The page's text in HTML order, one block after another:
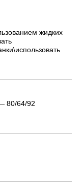
жидких
80/64/92